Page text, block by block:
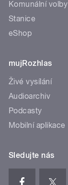
Komunální volby
Stanice
eShop
mujRozhlas
Živé vysílání
Audioarchiv
Podcasty
Mobilní aplikace
Sledujte nás